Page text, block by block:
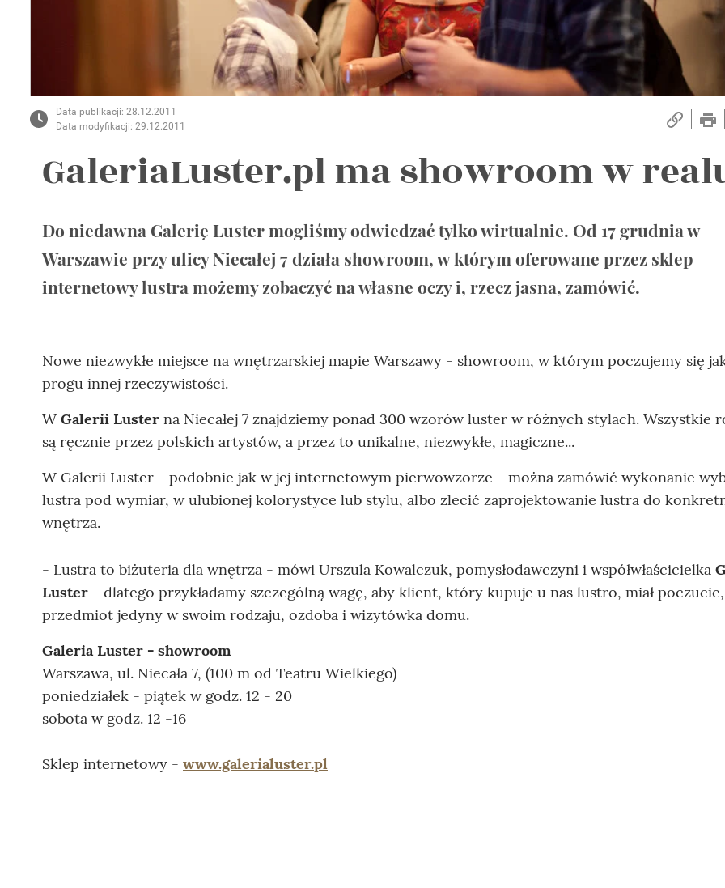
Wellnes
DIY
Data publikacji: 28.12.2011
Data modyfikacji: 29.12.2011
GaleriaLuster.pl ma showroom w
Do niedawna Galerię Luster mogliśmy odwiedzać tylko wirtualnie. Od 17 grudnia w
Warszawie przy ulicy Niecałej 7 działa showroom, w którym oferowane przez sklep
internetowy lustra możemy zobaczyć na własne oczy i, rzecz jasna, zamówić.
Nowe niezwykłe miejsce na wnętrzarskiej mapie Warszawy - showroom, w którym poczujemy się
progu innej rzeczywistości.
WGalerii Luster na Niecałej 7 znajdziemy ponad 300 wzorów luster w różnych stylach. Wszystkie
są ręcznie przez polskich artystów, a przez to unikalne, niezwykłe, magiczne...
W Galerii Luster - podobnie jak w jej internetowym pierwowzorze - można zamówić wykonanie
lustra pod wymiar, w ulubionej kolorystyce lub stylu, albo zlecić zaprojektowanie lustra do
wnętrza.
- Lustra to biżuteria dla wnętrza - mówi Urszula Kowalczuk, pomysłodawczyni i współwłaścicielka
Luster - dlatego przykładamy szczególną wagę, aby klient, który kupuje u nas lustro, miał
przedmiot jedyny w swoim rodzaju, ozdoba i wizytówka domu.
Galeria Luster - showroom
Warszawa, ul. Niecała 7, (100 m od Teatru Wielkiego)
poniedziałek - piątek w godz. 12 - 20
sobota w godz. 12 -16
Sklep internetowy - www.galerialuster.pl